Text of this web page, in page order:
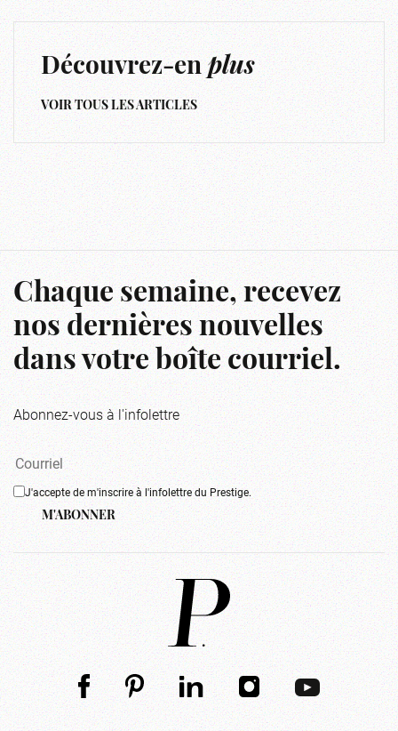
Découvrez-enplus
VOIR TOUS LES ARTICLES
Chaque semaine, recevez
nos dernières nouvelles
dans votre boîte courriel.
Abonnez-vous à l'infolettre
J'accepte de m'inscrire à l'infolettre du Prestige.
M'ABONNER